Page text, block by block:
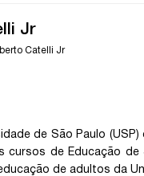
Jr
Catelli Jr
de São Paulo
de Educação
de adultos da